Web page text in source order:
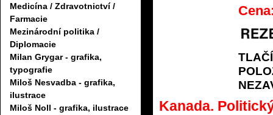
Medicína / Zdravotnictví /
Farmacie
Mezinárodní politika /
Diplomacie
Milan Grygar - grafika,
typografie
Miloš Nesvadba - grafika,
ilustrace
Miloš Noll - grafika, ilustrace
Kanada.